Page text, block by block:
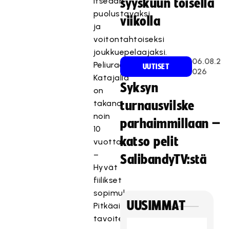
puolustavaksi
ja
voitontahtoiseksi
joukkuepelaajaksi.
Peliuraa
Katajalla
on
takana
noin
10
vuotta.
–
Hyvät
fiilikset
sopimuksesta.
Pitkäaikainen
tavoite
syyskuun toisella
viikolla
UUTISET
06.08.2
026
Syksyn
turnausvilske
parhaimmillaan –
katso pelit
SalibandyTV:stä
UUSIMMAT